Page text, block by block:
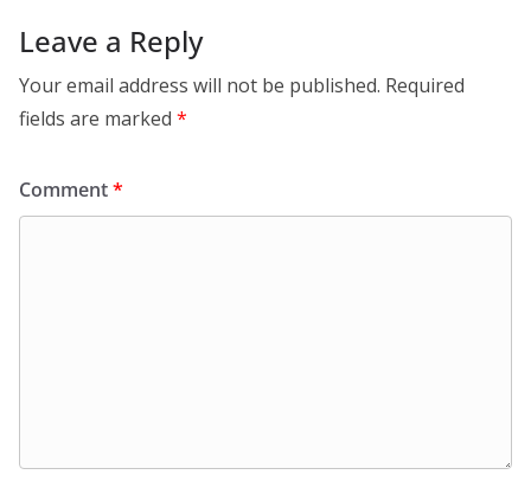
Leave a Reply
Your email address will not be published. Required
fields are marked *
Comment*